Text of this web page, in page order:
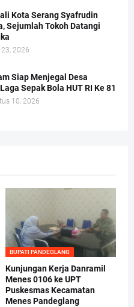
Kota Serang Syafrudin
Sejumlah Tokoh Datangi
2026
Siap Menjegal Desa
Sepak Bola HUT RI Ke 81
10, 2026
BUPATI PANDEGLANG
Kunjungan Kerja Danramil
Menes 0106 ke UPT
Puskesmas Kecamatan
Menes Pandeglang